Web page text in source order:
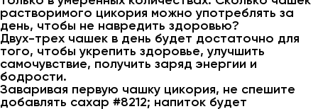
растворимого цикория можно употреблять за
день, чтобы не навредить здоровью?
Двух-трех чашек в день будет достаточно для
того, чтобы укрепить здоровье, улучшить
самочувствие, получить заряд энергии и
бодрости.
Заваривая первую чашку цикория, не спешите
добавлять сахар #8212; напиток будет